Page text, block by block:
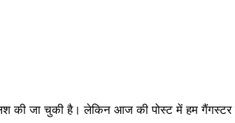
की जा चुकी है। लेकिन आज की पोस्ट में हम गैंगस्टर